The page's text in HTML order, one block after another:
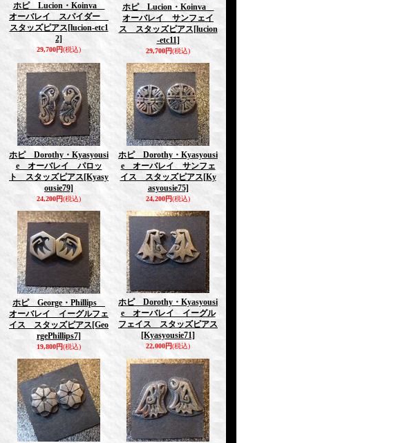
ホピ Lucion・Koinva
オーバレイ スパイダー
スタッズピアス [lucion-etc1
2]
29,700円(税込)
ホピ Lucion・Koinva
オーバレイ サンフェイ
ス スタッズピアス [lucion
-etc11]
29,700円(税込)
ホピ Dorothy・Kyasyousi
e オーバレイ パロッ
ト スタッズピアス [Kyasy
ousie79]
24,200円(税込)
ホピ Dorothy・Kyasyousi
e オーバレイ サンフェ
イス スタッズピアス [Ky
asyousie75]
24,200円(税込)
ホピ George・Phillips
オーバレイ イーグルフェ
イス スタッズピアス [Geo
rgePhillips7]
19,800円(税込)
ホピ Dorothy・Kyasyousi
e オーバレイ イーグル
フェイス スタッズピアス
[Kyasyousie71]
22,000円(税込)